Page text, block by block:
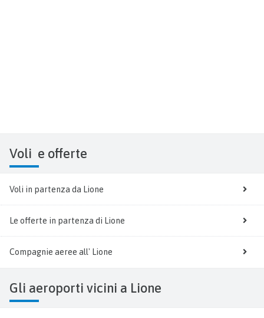
Voli e offerte
Voli in partenza da Lione
Le offerte in partenza di Lione
Compagnie aeree all' Lione
Gli aeroporti vicini a Lione